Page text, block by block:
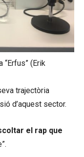
“Erfus” (Erik
trajectòria
d’aquest sector.
el rap que